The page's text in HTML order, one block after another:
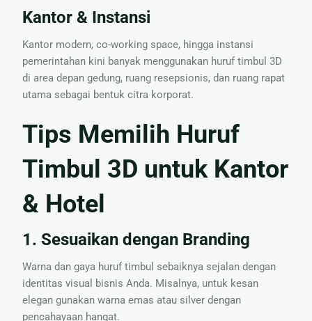
Kantor & Instansi
Kantor modern, co-working space, hingga instansi
pemerintahan kini banyak menggunakan huruf timbul 3D
di area depan gedung, ruang resepsionis, dan ruang rapat
utama sebagai bentuk citra korporat.
Tips Memilih Huruf
Timbul 3D untuk Kantor
& Hotel
1. Sesuaikan dengan Branding
Warna dan gaya huruf timbul sebaiknya sejalan dengan
identitas visual bisnis Anda. Misalnya, untuk kesan
elegan gunakan warna emas atau silver dengan
pencahayaan hangat.